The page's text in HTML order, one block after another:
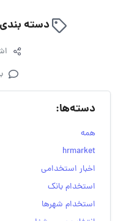
دسته
دسته‌ها:
همه
hrmarket
اخبار استخدامی
استخدام بانک
استخدام شهرها